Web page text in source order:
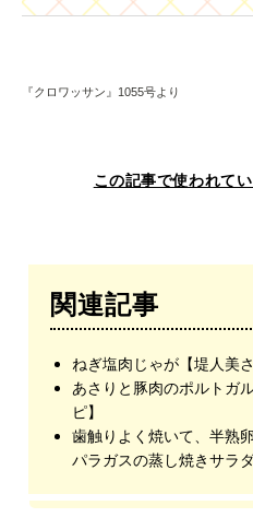
『クロワッサン』1055号より
この記事で使われて
関連記事
ねぎ塩肉じゃが【堤人美
あさりと豚肉のポルトガ
ピ】
歯触りよく焼いて、半熟
パラガスの蒸し焼きサラ